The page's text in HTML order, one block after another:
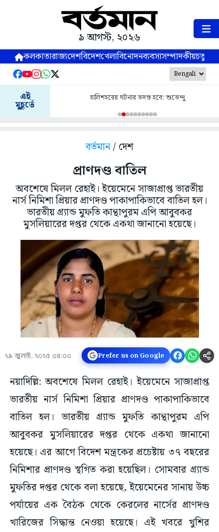
৯ আগস্ট, ২০২৬
কলকাতারাজ্যদেশবিদেশখেলাবিনোদনব্যবসাসম্পাদকীয়
এই
মুহূর্তে
হালিশহরের ঘটনার তদন্ত হবে: শুভেন্দু
বর্তমান/ দেশ
প্রাণদণ্ড বাতিল
অবশেষে মিলল রেহাই। ইয়েমেনে সাজাপ্রাপ্ত ভারতীয়
নার্স নিমিশা প্রিয়ার প্রাণদণ্ড পাকাপাকিভাবে বাতিল হল।
ভারতীয় গ্র্যান্ড মুফতি কান্থাপুরম এপি আবুবকর
মুসলিয়ারের দপ্তর থেকে একথা জানানো হয়েছে।
২৯ জুলাই, ২০২৫ ০৪:০০ Prefer us on Google
নয়াদিল্লি: অবশেষে মিলল রেহাই। ইয়েমেনে সাজাপ্রাপ্ত
ভারতীয় নার্স নিমিশা প্রিয়ার প্রাণদণ্ড পাকাপাকিভাবে
বাতিল হল। ভারতীয় গ্র্যান্ড মুফতি কান্থাপুরম এপি
আবুবকর মুসলিয়ারের দপ্তর থেকে একথা জানানো
হয়েছে। এর আগে বিদেশ মন্ত্রকের প্রচেষ্টায় ৩৭ বছরের
নিমিশার প্রাণদণ্ড স্থগিত করা হয়েছিল। সোমবার গ্র্যান্ড
মুফতির দপ্তর থেকে বলা হয়েছে, ইয়েমেনের সানায় উচ্চ
পর্যায়ের এক বৈঠক থেকে কেরলের নার্সের প্রাণদণ্ড
খারিজের সিদ্ধান্ত নেওয়া হয়েছে। এই খবরে খুশির